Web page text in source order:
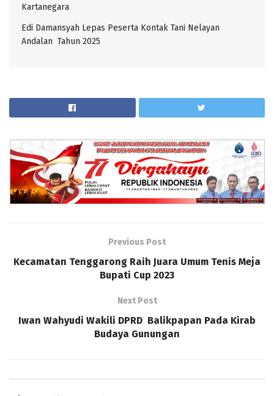
Kartanegara
Edi Damansyah Lepas Peserta Kontak Tani Nelayan
Andalan Tahun 2025
Previous Post
Kecamatan Tenggarong Raih Juara Umum Tenis Meja
Bupati Cup 2023
Next Post
Iwan Wahyudi Wakili DPRD Balikpapan Pada Kirab
Budaya Gunungan